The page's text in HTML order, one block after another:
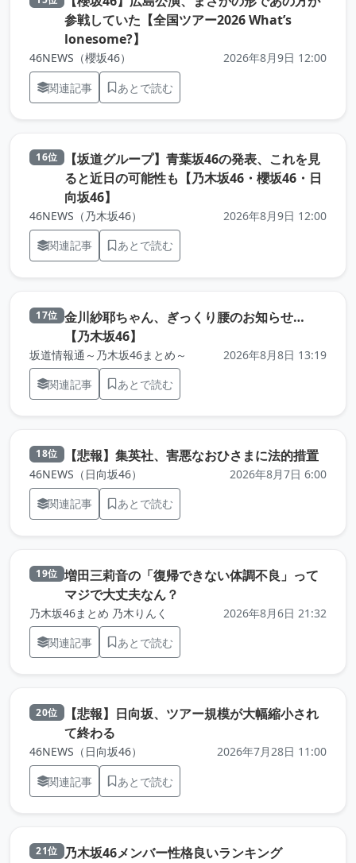
参戦していた【全国ツアー2026 What’s
lonesome?】
46NEWS（櫻坂46）
2026年8月9日 12:00
関連記事
あとで読む
16位
【坂道グループ】青葉坂46の発表、これを見
ると近日の可能性も【乃木坂46・櫻坂46・日
向坂46】
46NEWS（乃木坂46）
2026年8月9日 12:00
関連記事
あとで読む
17位 金川紗耶ちゃん、ぎっくり腰のお知らせ…
【乃木坂46】
坂道情報通～乃木坂46まとめ～
2026年8月8日 13:19
関連記事
あとで読む
18位 【悲報】集英社、害悪なおひさまに法的措置（元
46NEWS（日向坂46）
2026年8月7日 6:00
関連記事
あとで読む
19位 増田三莉音の「復帰できない体調不良」って
マジで大丈夫なん？
乃木坂46まとめ 乃木りんく
2026年8月6日 21:32
関連記事
あとで読む
20位
【悲報】日向坂、ツアー規模が大幅縮小され
て終わる
46NEWS（日向坂46）
2026年7月28日 11:00
関連記事
あとで読む
21位 乃木坂46メンバー性格良いランキング